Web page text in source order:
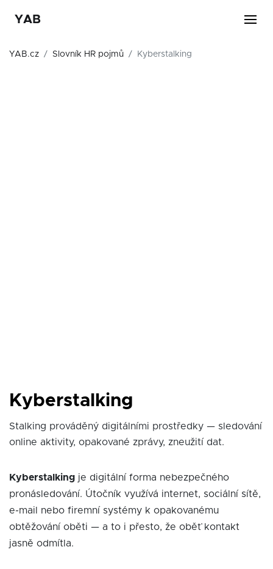
YAB
YAB.cz Slovník HR pojmů Kyberstalking
Kyberstalking
Stalking prováděný digitálními prostředky — sledování
online aktivity, opakované zprávy, zneužití dat.
Kyberstalking je digitální forma nebezpečného
pronásledování. Útočník využívá internet, sociální sítě,
e-mail nebo firemní systémy k opakovanému
obtěžování oběti — a to i přesto, že oběť kontakt
jasně odmítla.